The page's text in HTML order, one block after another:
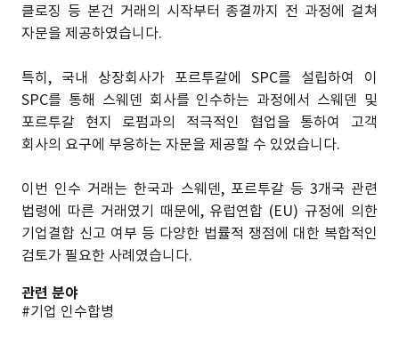
클로징 등 본건 거래의 시작부터 종결까지 전 과정에 걸쳐
자문을 제공하였습니다.
특히, 국내 상장회사가 포르투갈에 SPC를 설립하여 이
SPC를 통해 스웨덴 회사를 인수하는 과정에서 스웨덴 및
포르투갈 현지 로펌과의 적극적인 협업을 통하여 고객
회사의 요구에 부응하는 자문을 제공할 수 있었습니다.
이번 인수 거래는 한국과 스웨덴, 포르투갈 등 3개국 관련
법령에 따른 거래였기 때문에, 유럽연합 (EU) 규정에 의한
기업결합 신고 여부 등 다양한 법률적 쟁점에 대한 복합적인
검토가 필요한 사례였습니다.
관련 분야
#기업 인수합병